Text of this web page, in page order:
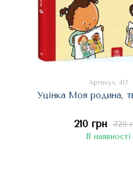
Артикул: 417
Уцінка Моя родина,
320
210 грн
В наявності